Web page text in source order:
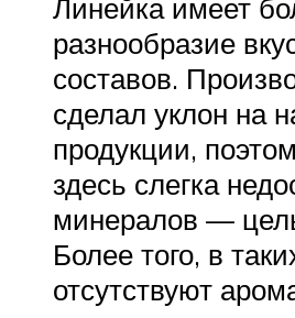
Линейка имеет
разнообразие
составов.
сделал уклон на
продукции,
здесь слегка
минералов —
Более того, в
отсутствуют